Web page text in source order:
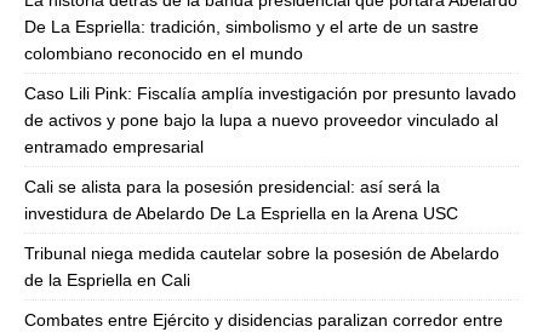
De La Espriella: tradición, simbolismo y el arte de un sastre
colombiano reconocido en el mundo
Caso Lili Pink: Fiscalía amplía investigación por presunto lavado
de activos y pone bajo la lupa a nuevo proveedor vinculado al
entramado empresarial
Cali se alista para la posesión presidencial: así será la
investidura de Abelardo De La Espriella en la Arena USC
Tribunal niega medida cautelar sobre la posesión de Abelardo
de la Espriella en Cali
Combates entre Ejército y disidencias paralizan corredor entre